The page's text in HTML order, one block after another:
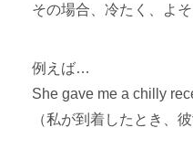
その場合、冷たく、よ
例えば…
She gave me a chilly
（私が到着したとき、